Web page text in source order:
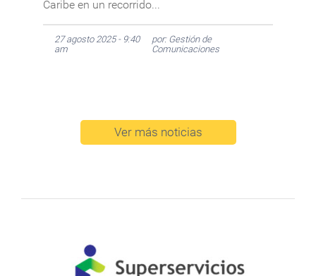
Caribe en un recorrido...
27 agosto 2025 - 9:40
am
por: Gestión de
Comunicaciones
Ver más noticias